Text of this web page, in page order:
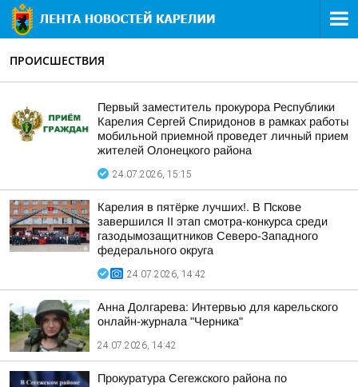
ПРОИСШЕСТВИЯ
Первый заместитель прокурора Республики
Карелия Сергей Спиридонов в рамках работы
мобильной приемной проведет личный прием
жителей Олонецкого района
24.07.2026, 15:15
Карелия в пятёрке лучших!. В Пскове
завершился II этап смотра-конкурса среди
газодымозащитников Северо-Западного
федерального округа
24.07.2026, 14:42
Анна Долгарева: Интервью для карельского
онлайн-журнала "Черника"
24.07.2026, 14:42
Прокуратура Сегежского района по